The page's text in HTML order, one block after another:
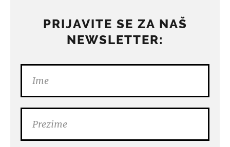
PRIJAVITE SE ZA NAŠ
NEWSLETTER: